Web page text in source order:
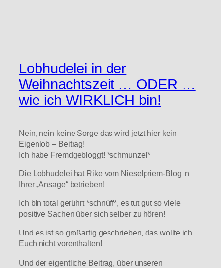
Lobhudelei in der
Weihnachtszeit … ODER …
wie ich WIRKLICH bin!
Nein, nein keine Sorge das wird jetzt hier kein
Eigenlob – Beitrag!
Ich habe Fremdgebloggt! *schmunzel*
Die Lobhudelei hat Rike vom Nieselpriem-Blog in
Ihrer „Ansage“ betrieben!
Ich bin total gerührt *schnüff*, es tut gut so viele
positive Sachen über sich selber zu hören!
Und es ist so großartig geschrieben, das wollte ich
Euch nicht vorenthalten!
Und der eigentliche Beitrag, über unseren